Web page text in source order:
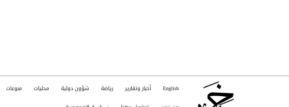
English أخبار وتقارير رياضة شؤون دولية محليات منوعات